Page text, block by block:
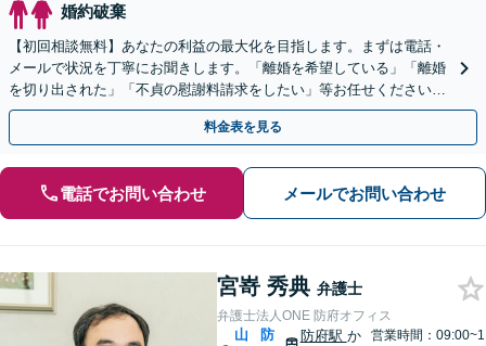
婚約破棄
【初回相談無料】あなたの利益の最大化を目指します。まずは電話・
メールで状況を丁寧にお聞きします。「離婚を希望している」「離婚
を切り出された」「不貞の慰謝料請求をしたい」等お任せください。
【リーズナブルな料金設定】
料金表を見る
電話でお問い合わせ メールでお問い合わせ
宮嵜 秀典 弁護士
弁護士法人ONE 防府オフィス
山
防
防府駅 か
営業時間：09:00~1